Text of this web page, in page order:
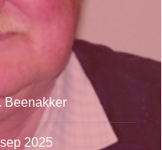
Beenakker
2025